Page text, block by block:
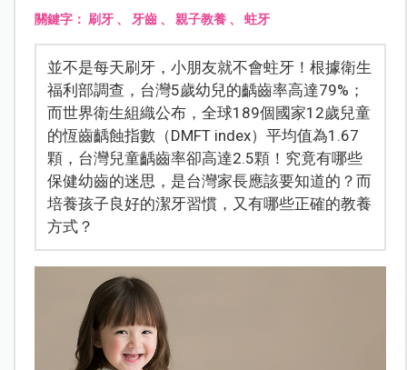
關鍵字： 刷牙、 牙齒、 親子教養、 蛀牙
並不是每天刷牙，小朋友就不會蛀牙！根據衛生
福利部調查，台灣5歲幼兒的齲齒率高達79%；
而世界衛生組織公布，全球189個國家12歲兒童
的恆齒齲蝕指數（DMFT index）平均值為1.67
顆，台灣兒童齲齒率卻高達2.5顆！究竟有哪些
保健幼齒的迷思，是台灣家長應該要知道的？而
培養孩子良好的潔牙習慣，又有哪些正確的教養
方式？